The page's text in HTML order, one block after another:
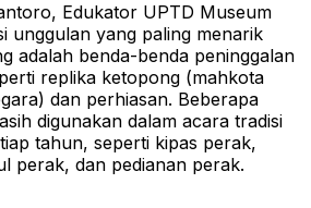
Edukator UPTD Museum
unggulan yang paling menarik
adalah benda-benda peninggalan
replika ketopong (mahkota
dan perhiasan. Beberapa
digunakan dalam acara tradisi
tahun, seperti kipas perak,
perak, dan pedianan perak.